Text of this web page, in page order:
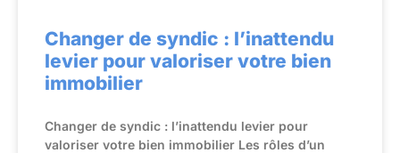
Changer de syndic : l’inattendu
levier pour valoriser votre bien
immobilier
Changer de syndic : l’inattendu levier pour
valoriser votre bien immobilier Les rôles d’un